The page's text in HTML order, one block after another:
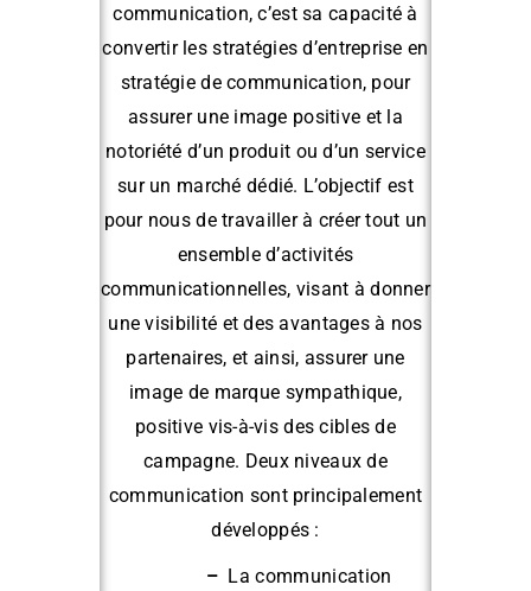
communication, c’est sa capacité à
convertir les stratégies d’entreprise en
stratégie de communication, pour
assurer une image positive et la
notoriété d’un produit ou d’un service
sur un marché dédié. L’objectif est
pour nous de travailler à créer tout un
ensemble d’activités
communicationnelles, visant à donner
une visibilité et des avantages à nos
partenaires, et ainsi, assurer une
image de marque sympathique,
positive vis-à-vis des cibles de
campagne. Deux niveaux de
communication sont principalement
développés :
–La communication